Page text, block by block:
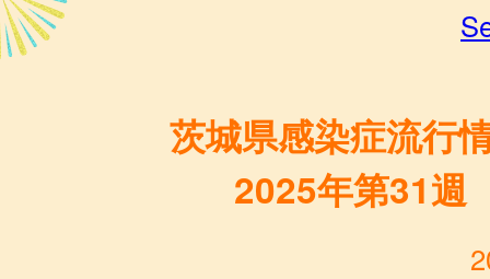
茨城県感染症流行
2025年第31週